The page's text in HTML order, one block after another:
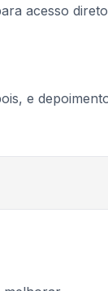
acesso
e